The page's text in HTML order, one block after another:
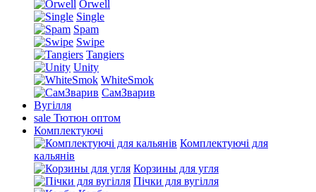
Orwell
Single
Spam
Swipe
Tangiers
Unity
WhiteSmok
СамЗварив
Вугілля
sale Тютюн оптом
Комплектуючі
Комплектуючі для
кальянів
Корзины для угля
Пічки для вугілля